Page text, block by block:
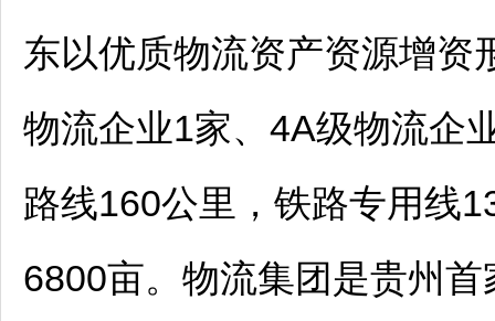
东以优质物流资产资源增资
物流企业1家、4A级物流企
路线160公里，铁路专用线
6800亩。物流集团是贵州